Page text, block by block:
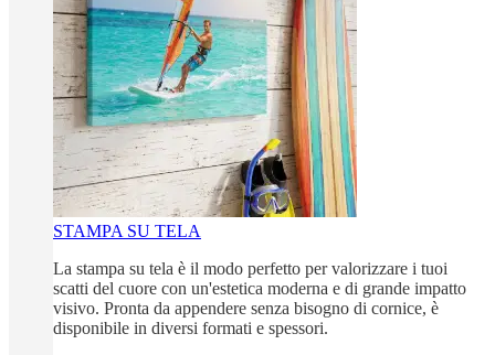
STAMPA SU TELA
La stampa su tela è il modo perfetto per valorizzare i tuoi
scatti del cuore con un'estetica moderna e di grande impatto
visivo. Pronta da appendere senza bisogno di cornice, è
disponibile in diversi formati e spessori.